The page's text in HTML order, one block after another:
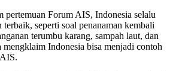
pertemuan Forum AIS, Indonesia selalu
terbaik, seperti soal penanaman kembali
terumbu karang, sampah laut, dan
Indonesia bisa menjadi contoh